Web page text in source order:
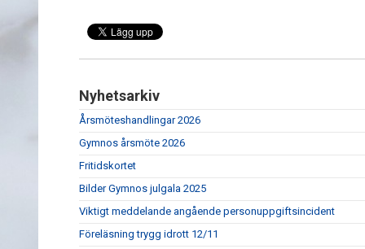
Nyhetsarkiv
Årsmöteshandlingar 2026
Gymnos årsmöte 2026
Fritidskortet
Bilder Gymnos julgala 2025
Viktigt meddelande angående personuppgiftsincident
Föreläsning trygg idrott 12/11